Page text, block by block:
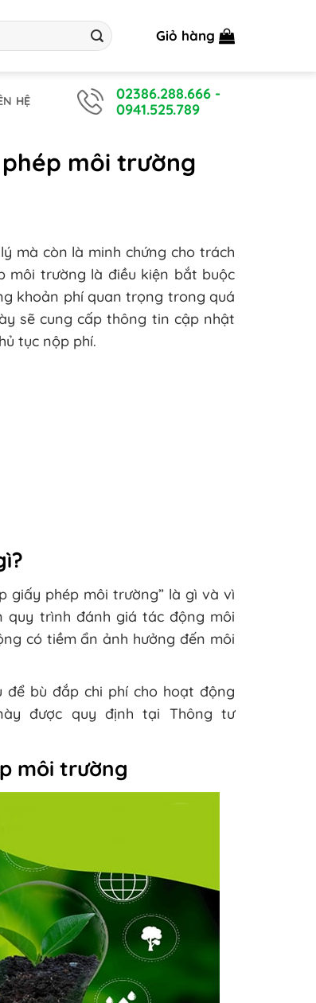
Giỏ hàng
HỆ 02386.288.666 -
0941.525.789
môi trường
mà còn là minh chứng cho trách
môi trường là điều kiện bắt buộc
khoản phí quan trọng trong quá
sẽ cung cấp thông tin cập nhật
tục nộp phí.
giấy phép môi trường” là gì và vì
quy trình đánh giá tác động môi
có tiềm ẩn ảnh hưởng đến môi
bù đắp chi phí cho hoạt động
được quy định tại Thông tư
môi trường